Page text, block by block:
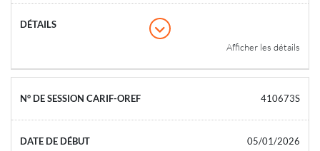
Afficher les détails
410673S
05/01/2026